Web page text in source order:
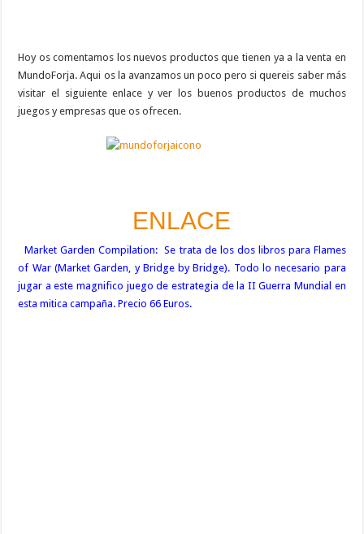
Hoy os comentamos los nuevos productos que tienen ya a la venta en
MundoForja. Aqui os la avanzamos un poco pero si quereis saber más
visitar el siguiente enlace y ver los buenos productos de muchos
juegos y empresas que os ofrecen.
ENLACE
Market Garden Compilation: Se trata de los dos libros para Flames
of War (Market Garden, y Bridge by Bridge). Todo lo necesario para
jugar a este magnifico juego de estrategia de la II Guerra Mundial en
esta mitica campaña. Precio 66 Euros.